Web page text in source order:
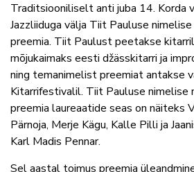
Traditsiooniliselt anti juba 14. Korda
Jazzliiduga välja Tiit Pauluse
preemia. Tiit Paulust peetakse
mõjukaimaks eesti džässkitarri ja
ning temanimelist preemiat antakse
Kitarrifestivalil. Tiit Pauluse nimelise
preemia laureaatide seas on näiteks
Pärnoja, Merje Kägu, Kalle Pilli ja
Karl Madis Pennar.
Sel aastal toimus preemia